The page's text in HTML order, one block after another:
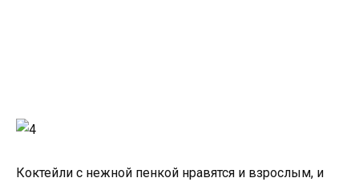
Коктейли с нежной пенкой нравятся и взрослым, и